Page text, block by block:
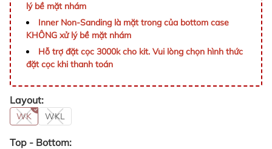
lý bề mặt nhám
Inner Non-Sanding là mặt trong của bottom case
KHÔNG xử lý bề mặt nhám
Hỗ trợ đặt cọc 3000k cho kit. Vui lòng chọn hình thức
đặt cọc khi thanh toán
Layout:
WK WKL
Top - Bottom: